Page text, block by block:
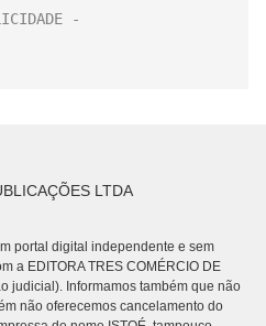
LTDA
portal digital independente e sem
a EDITORA TRES COMÉRCIO DE
judicial). Informamos também que não
não oferecemos cancelamento do